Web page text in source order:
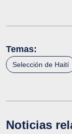
Temas:
Selección de Haití
Noticias